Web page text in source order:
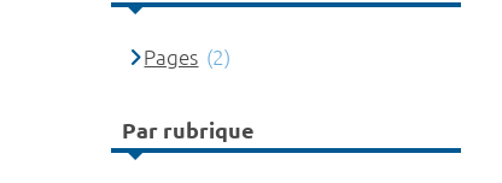
Pages (2)
Par rubrique